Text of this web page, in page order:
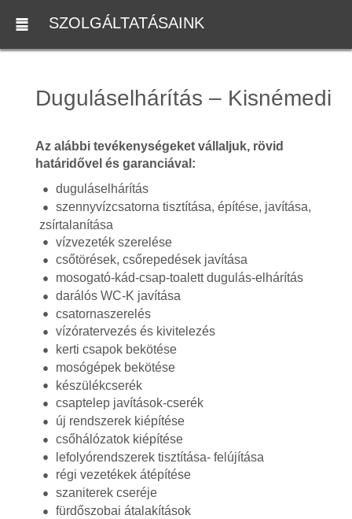
SZOLGÁLTATÁSAINK
Duguláselhárítás – Kisnémedi
Az alábbi tevékenységeket vállaljuk, rövid
határidővel és garanciával:
duguláselhárítás
szennyvízcsatorna tisztítása, építése, javítása,
zsírtalanítása
vízvezeték szerelése
csőtörések, csőrepedések javítása
mosogató-kád-csap-toalett dugulás-elhárítás
darálós WC-K javítása
csatornaszerelés
vízóratervezés és kivitelezés
kerti csapok bekötése
mosógépek bekötése
készülékcserék
csaptelep javítások-cserék
új rendszerek kiépítése
csőhálózatok kiépítése
lefolyórendszerek tisztítása- felújítása
régi vezetékek átépítése
szaniterek cseréje
fürdőszobai átalakítások